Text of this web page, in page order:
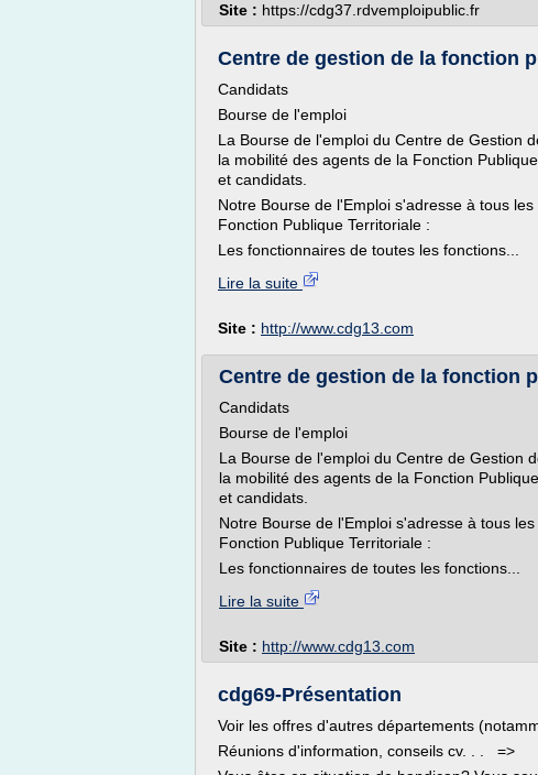
Site : https://cdg37.rdvemploipublic.fr
Centre de gestion de la fonction
Candidats
Bourse de l'emploi
La Bourse de l'emploi du Centre de Gestion
la mobilité des agents de la Fonction
et candidats.
Notre Bourse de l'Emploi s'adresse à tous
Fonction Publique Territoriale :
Les fonctionnaires de toutes les fonctions...
Lire la suite
Site : http://www.cdg13.com
Centre de gestion de la fonction
Candidats
Bourse de l'emploi
La Bourse de l'emploi du Centre de Gestion
la mobilité des agents de la Fonction
et candidats.
Notre Bourse de l'Emploi s'adresse à tous
Fonction Publique Territoriale :
Les fonctionnaires de toutes les fonctions...
Lire la suite
Site : http://www.cdg13.com
cdg69-Présentation
Voir les offres d'autres départements
Réunions d'information, conseils cv. . . =>